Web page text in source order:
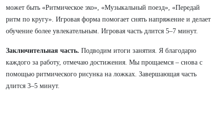
может быть «Ритмическое эхо», «Музыкальный поезд», «Передай
ритм по кругу». Игровая форма помогает снять напряжение и делает
обучение более увлекательным. Игровая часть длится 5–7 минут.
Заключительная часть. Подводим итоги занятия. Я благодарю
каждого за работу, отмечаю достижения. Мы прощаемся – снова с
помощью ритмического рисунка на ложках. Завершающая часть
длится 3–5 минут.